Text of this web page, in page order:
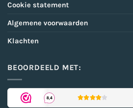
Cookie statement
Algemene voorwaarden
Klachten
BEOORDEELD MET: